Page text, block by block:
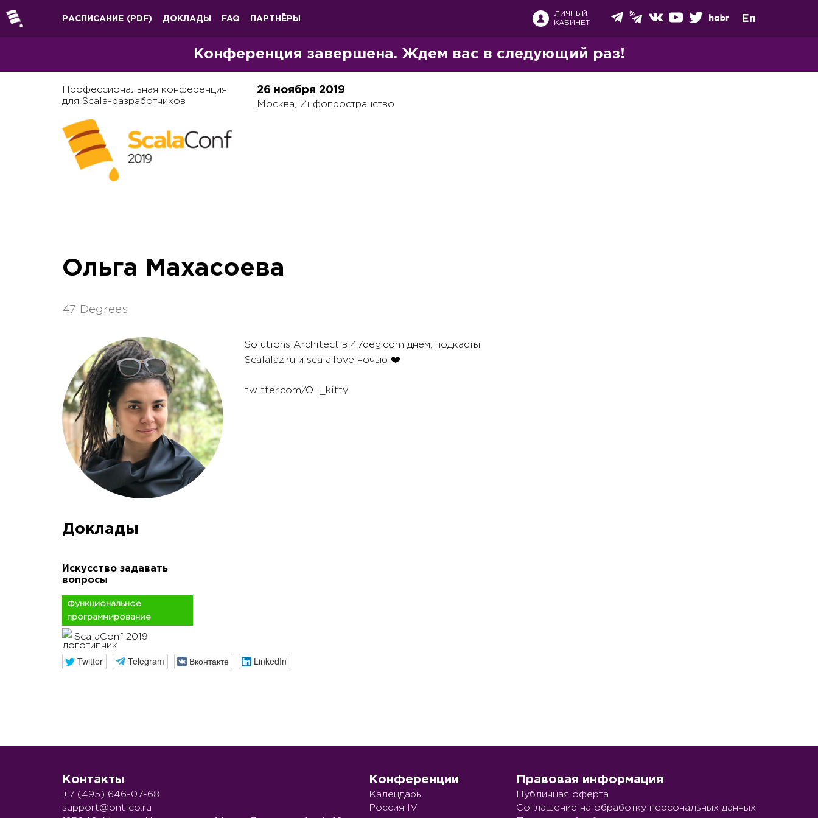
РАСПИСАНИЕ (PDF) ДОКЛАДЫ FAQ ПАРТНЁРЫ
ЛИЧНЫЙ
КАБИНЕТ
En
Конференция завершена. Ждем вас в следующий раз!
Профессиональная конференция
для Scala-разработчиков
26 ноября 2019
Москва, Инфопространство
Ольга Махасоева
47 Degrees
Solutions Architect в 47deg.com днем, подкасты
Scalalaz.ru и scala.love ночью ❤️
twitter.com/Oli_kitty
Доклады
Искусство задавать
вопросы
Функциональное
программирование
ScalaConf 2019
Twitter Telegram Вконтакте LinkedIn
Контакты
+7 (495) 646-07-68
support@ontico.ru
Конференции
Календарь
Россия IV
Правовая информация
Публичная оферта
Соглашение на обработку персональных данных